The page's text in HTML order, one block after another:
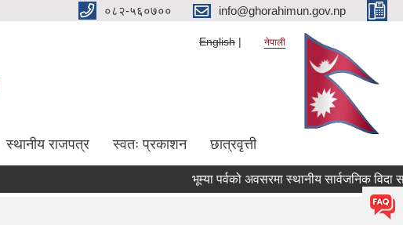
०८२-५६०७०० info@ghorahimun.gov.np
English नेपाली
स्थानीय राजपत्र स्वतः प्रकाशन छात्रवृत्ती